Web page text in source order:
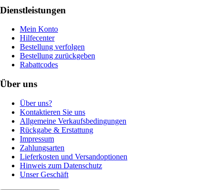
Dienstleistungen
Mein Konto
Hilfecenter
Bestellung verfolgen
Bestellung zurückgeben
Rabattcodes
Über uns
Über uns?
Kontaktieren Sie uns
Allgemeine Verkaufsbedingungen
Rückgabe & Erstattung
Impressum
Zahlungsarten
Lieferkosten und Versandoptionen
Hinweis zum Datenschutz
Unser Geschäft